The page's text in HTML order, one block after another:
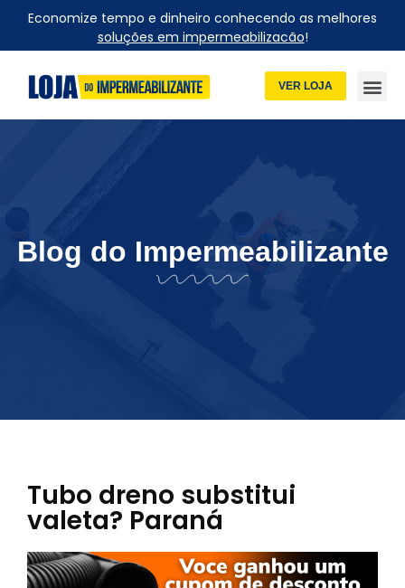
Economize tempo e dinheiro conhecendo as melhores
soluções em impermeabilizacão!
VER LOJA
Blog do Impermeabilizante
Tubo dreno substitui
valeta? Paraná